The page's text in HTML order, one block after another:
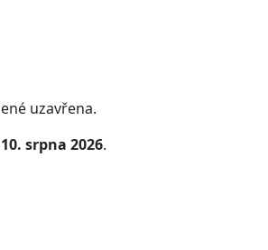
uzavřena.
srpna 2026.